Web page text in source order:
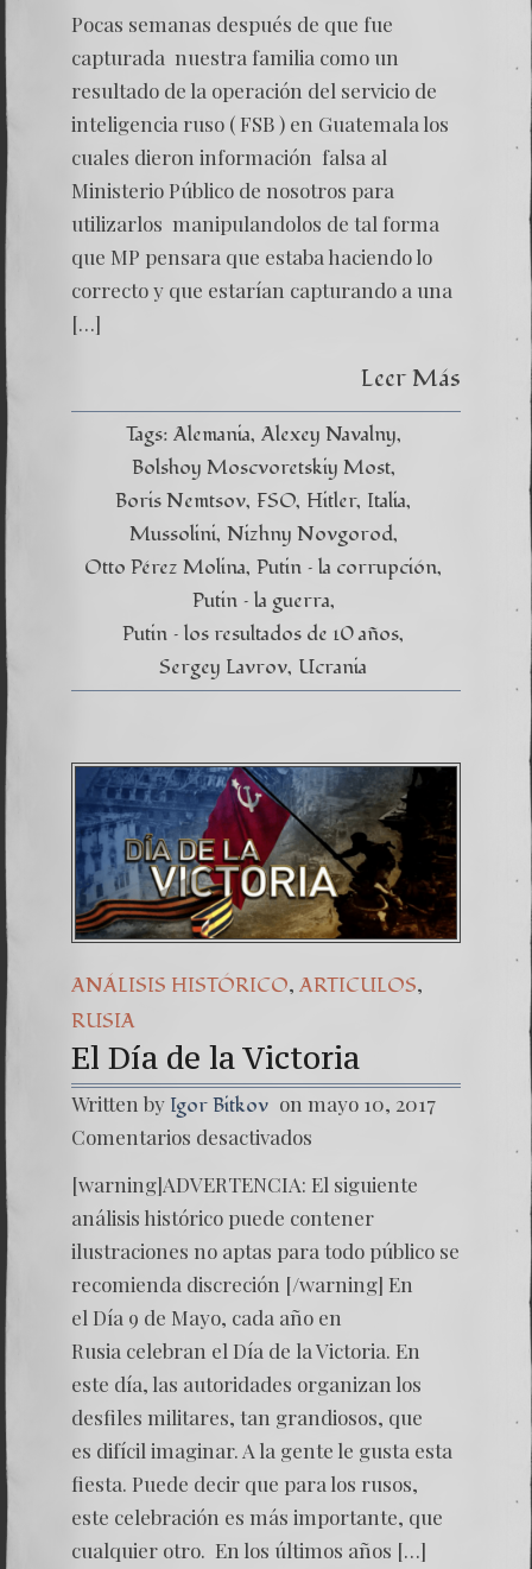
Pocas semanas después de que fue
capturada nuestra familia como un
resultado de la operación del servicio de
inteligencia ruso ( FSB ) en Guatemala los
cuales dieron información falsa al
Ministerio Público de nosotros para
utilizarlos manipulandolos de tal forma
que MP pensara que estaba haciendo lo
correcto y que estarían capturando a una
[…]
Leer Más
Tags: Alemania Alexey Navalny
Bolshoy Moscvoretskiy Most
Boris Nemtsov FSO Hitler Italia
Mussolini Nizhny Novgorod
Otto Pérez Molina Putin – la corrupción
Putin – la guerra
Putin – los resultados de 10 años
Sergey Lavrov Ucrania
ANÁLISIS HISTÓRICO, ARTICULOS,
RUSIA
El Día de la Victoria
Written by Igor Bitkov on mayo 10, 2017
Comentarios desactivados
El Día
[warning]ADVERTENCIA: El siguiente
análisis histórico puede contener
ilustraciones no aptas para todo público se
recomienda discreción [/warning] En
el Día 9 de Mayo, cada año en
Rusia celebran el Día de la Victoria. En
este día, las autoridades organizan los
desfiles militares, tan grandiosos, que
es difícil imaginar. A la gente le gusta esta
fiesta. Puede decir que para los rusos,
este celebración es más importante, que
cualquier otro. En los últimos años […]